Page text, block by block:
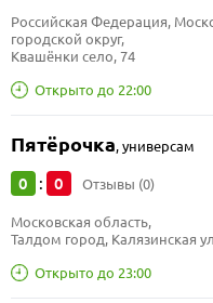
Открыто до 22:00
Российская Федерация,
городской округ,
Квашёнки село, 74
Пятёрочка,универсам
0 : 0 Отзывы (0)
Открыто до 23:00
Московская область,
Талдом город, Калязинская